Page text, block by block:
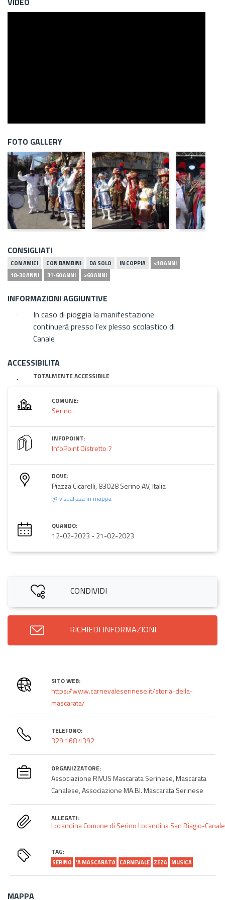
FOTO GALLERY
CONSIGLIATI
CON AMICI CON BAMBINI DA SOLO IN COPPIA
<18 ANNI
18-30 ANNI
31-60 ANNI >60 ANNI
INFORMAZIONI AGGIUNTIVE
In caso di pioggia la manifestazione
continuerà presso l'ex plesso scolastico di
Canale
ACCESSIBILITA
TOTALMENTE ACCESSIBILE
COMUNE:
Serino
INFOPOINT:
InfoPoint Distretto 7
DOVE:
Piazza Cicarelli, 83028 Serino AV, Italia
visualizza in mappa
QUANDO:
12-02-2023 -21-02-2023
CONDIVIDI
RICHIEDI INFORMAZIONI
SITO WEB:
https://www.carnevaleserinese.it/storia-della-
mascarata/
TELEFONO:
329 168 4392
ORGANIZZATORE:
Associazione RIVUS Mascarata Serinese, Mascarata
Canalese, Associazione MA.BI. Mascarata Serinese
ALLEGATI:
Locandina Comune di SerinoLocandina San Biagio-
TAG:
SERINO 'A MASCARATA CARNEVALE ZEZA MUSICA
MAPPA